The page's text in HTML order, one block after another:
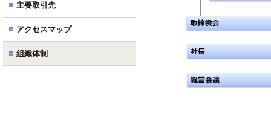
主要取引先
アクセスマップ
組織体制